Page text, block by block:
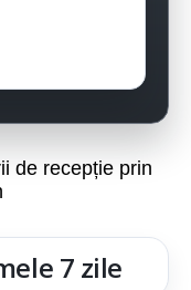
de recepție prin
7 zile